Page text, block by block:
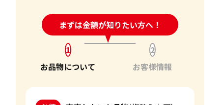
まずは金額が知りたい方へ！
24時間受付中!問い合わせフォーム
1
お品物について
2
お客様情報